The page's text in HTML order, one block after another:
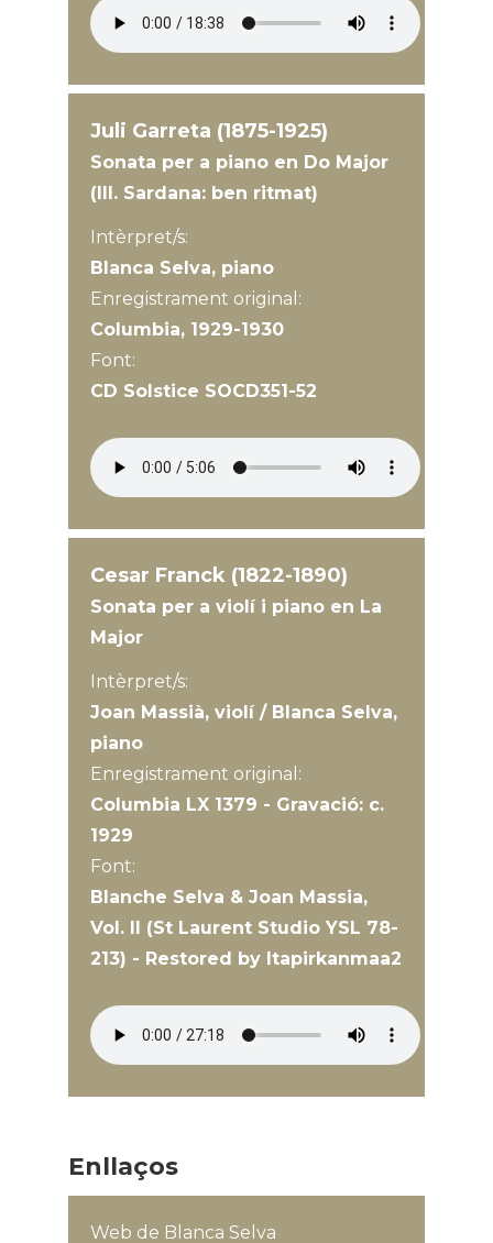
Juli Garreta (1875-1925)
Sonata per a piano en Do Major
(III. Sardana: ben ritmat)
Intèrpret/s:
Blanca Selva, piano
Enregistrament original:
Columbia, 1929-1930
Font:
CD Solstice SOCD351-52
Cesar Franck (1822-1890)
Sonata per a violí i piano en La
Major
Intèrpret/s:
Joan Massià, violí / Blanca Selva,
piano
Enregistrament original:
Columbia LX 1379 - Gravació: c.
1929
Font:
Blanche Selva & Joan Massia,
Vol. II (St Laurent Studio YSL 78-
213) - Restored by Itapirkanmaa2
Enllaços
Web de Blanca Selva